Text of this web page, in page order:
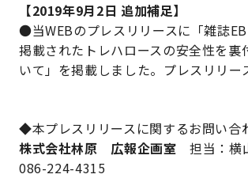
【2019年9月2日 追加補足】
●当WEBのプレスリリースに「雑誌
掲載されたトレハロースの安全性を裏
いて」を掲載しました。プレスリリー
◆本プレスリリースに関するお問い合
株式会社林原 広報企画室 担当：横
086-224-4315